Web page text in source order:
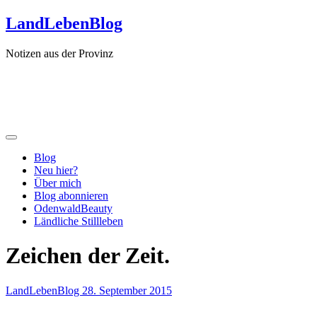
Zum
Inhalt
LandLebenBlog
Notizen aus der Provinz
Blog
Neu hier?
Über mich
Blog abonnieren
OdenwaldBeauty
Ländliche Stillleben
Zeichen der Zeit.
LandLebenBlog 28. September 2015